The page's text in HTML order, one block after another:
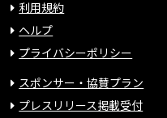
利用規約
ヘルプ
プライバシーポリシー
スポンサー・協賛プラン
プレスリリース掲載受付